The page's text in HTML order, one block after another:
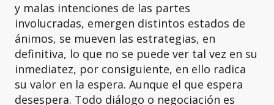
y malas intenciones de las partes
involucradas, emergen distintos estados de
ánimos, se mueven las estrategias, en
definitiva, lo que no se puede ver tal vez en su
inmediatez, por consiguiente, en ello radica
su valor en la espera. Aunque el que espera
desespera. Todo diálogo o negociación es